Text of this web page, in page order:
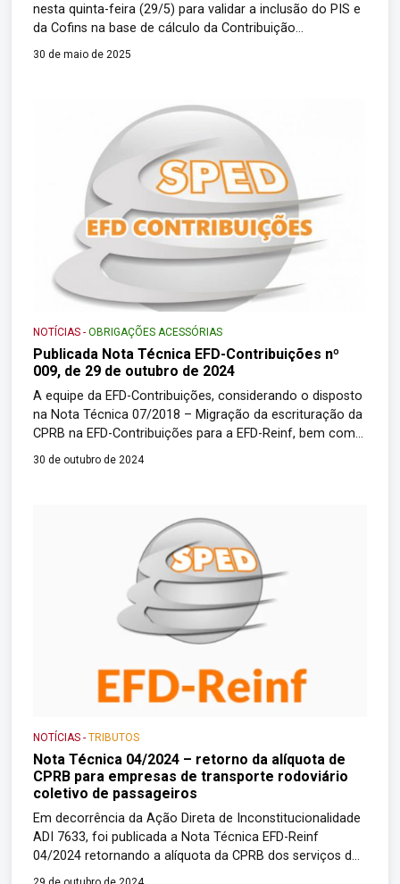
nesta quinta-feira (29/5) para validar a inclusão do PIS e
da Cofins na base de cálculo da Contribuição
Previdenciária sobre a Receita Bruta (CPRB). Até a
geral (Tema 1.186) em sessão virtual […]
30 de maio de 2025
NOTÍCIAS -OBRIGAÇÕES ACESSÓRIAS
Publicada Nota Técnica EFD-Contribuições nº
009, de 29 de outubro de 2024
A equipe da EFD-Contribuições, considerando o disposto
na Nota Técnica 07/2018 – Migração da escrituração da
CPRB na EFD-Contribuições para a EFD-Reinf, bem como
o § 5º do art. 4º da IN RFB nº1.252/2012, e que não
30 de outubro de 2024
NOTÍCIAS -TRIBUTOS
Nota Técnica 04/2024 – retorno da alíquota de
CPRB para empresas de transporte rodoviário
coletivo de passageiros
Em decorrência da Ação Direta de Inconstitucionalidade
ADI 7633, foi publicada a Nota Técnica EFD-Reinf
04/2024 retornando a alíquota da CPRB dos serviços de
transporte rodoviário coletivo de passageiros para 2%